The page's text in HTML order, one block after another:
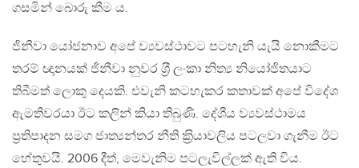
ගසමින් බොරු කීම ය.
ජිනීවා යෝජනාව අපේ ව්‍යවස්ථාවට පටහැනි යැයි නොකීමට
තරම් ඥානයක් ජිනීවා නුවර ශ‍්‍රී ලංකා නිත්‍ය නියෝජිතයාට
තිබීමත් ලොකු දෙයකි. එවැනි කටහැකර කතාවක් අපේ විදේශ
ඇමතිවරයා ඊට කලින් කියා තිබුණි. දේශීය ව්‍යවස්ථාමය
ප‍්‍රතිපාදන සමග ජාත්‍යන්තර නීති ක‍්‍රියාවලිය පටලවා ගැනීම ඊට
හේතුවයි. 2006 දීත්, මෙවැනිම පටලැවිල්ලක් ඇති විය.